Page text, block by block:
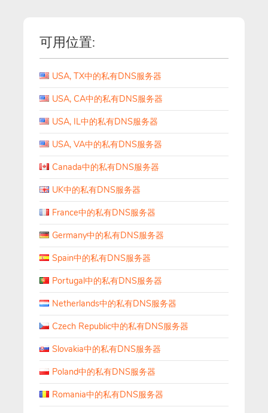
可用位置:
USA, TX中的私有DNS服务器
USA, CA中的私有DNS服务器
USA, IL中的私有DNS服务器
USA, VA中的私有DNS服务器
Canada中的私有DNS服务器
UK中的私有DNS服务器
France中的私有DNS服务器
Germany中的私有DNS服务器
Spain中的私有DNS服务器
Portugal中的私有DNS服务器
Netherlands中的私有DNS服务器
Czech Republic中的私有DNS服务器
Slovakia中的私有DNS服务器
Poland中的私有DNS服务器
Romania中的私有DNS服务器